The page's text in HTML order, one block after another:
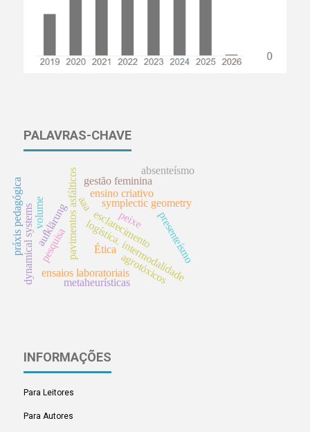
PALAVRAS-CHAVE
logística. intermodalidade
symplectic geometry
pavimentos asfálticosaaa
ensaios laboratoriais
aufklärung esclarecimento
Ética
dynamical systems peixe
ensino criativo
práxis pedagógica gestão feminina
agrotóxicos
volume
pesquisa presenteísmo
absenteísmo
metaheurísticas
INFORMAÇÕES
Para Leitores
Para Autores